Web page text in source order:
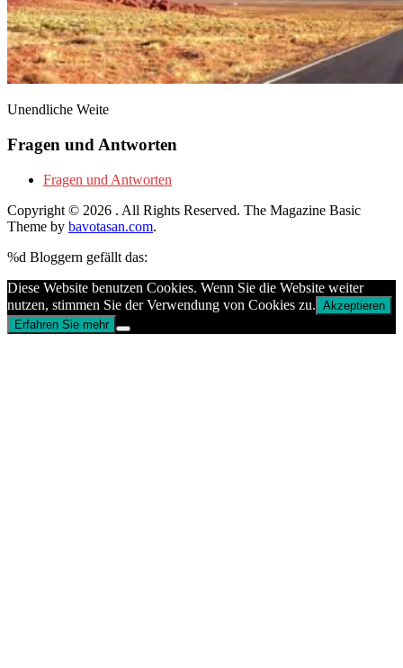
Unendliche Weite
Fragen und Antworten
Fragen und Antworten
Copyright © 2026 . All Rights Reserved. The Magazine Basic
Theme by bavotasan.com.
%d Bloggern gefällt das:
Diese Website benutzen Cookies. Wenn Sie die Website weiter
nutzen, stimmen Sie der Verwendung von Cookies zu. Akzeptieren
Erfahren Sie mehr